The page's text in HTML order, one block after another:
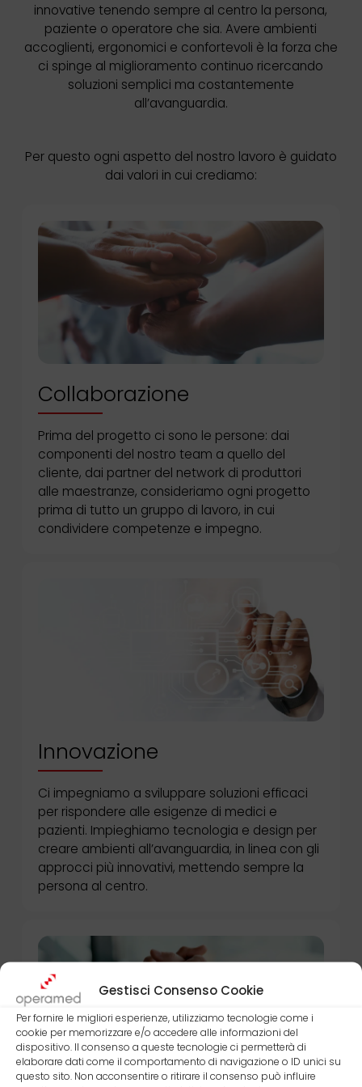
Gestisci Consenso Cookie
Per fornire le migliori esperienze, utilizziamo tecnologie come i
cookie per memorizzare e/o accedere alle informazioni del
dispositivo. Il consenso a queste tecnologie ci permetterà di
elaborare dati come il comportamento di navigazione o ID unici su
questo sito. Non acconsentire o ritirare il consenso può influire
innovative tenendo sempre al centro la persona,
paziente o operatore che sia. Avere ambienti
accoglienti, ergonomici e confortevoli è la forza che
ci spinge al miglioramento continuo ricercando
soluzioni semplici ma costantemente
all’avanguardia.
Per questo ogni aspetto del nostro lavoro è guidato
dai valori in cui crediamo:
Collaborazione
Prima del progetto ci sono le persone: dai
componenti del nostro team a quello del
cliente, dai partner del network di produttori
alle maestranze, consideriamo ogni progetto
prima di tutto un gruppo di lavoro, in cui
condividere competenze e impegno.
Innovazione
Ci impegniamo a sviluppare soluzioni efficaci
per rispondere alle esigenze di medici e
pazienti. Impieghiamo tecnologia e design per
creare ambienti all’avanguardia, in linea con gli
approcci più innovativi, mettendo sempre la
persona al centro.